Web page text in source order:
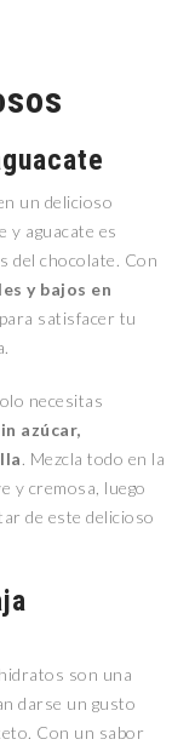
un delicioso
y aguacate es
del chocolate. Con
y bajos en
satisfacer tu
necesitas
azúcar,
. Mezcla todo en la
y cremosa, luego
de este delicioso
son una
darse un gusto
Con un sabor